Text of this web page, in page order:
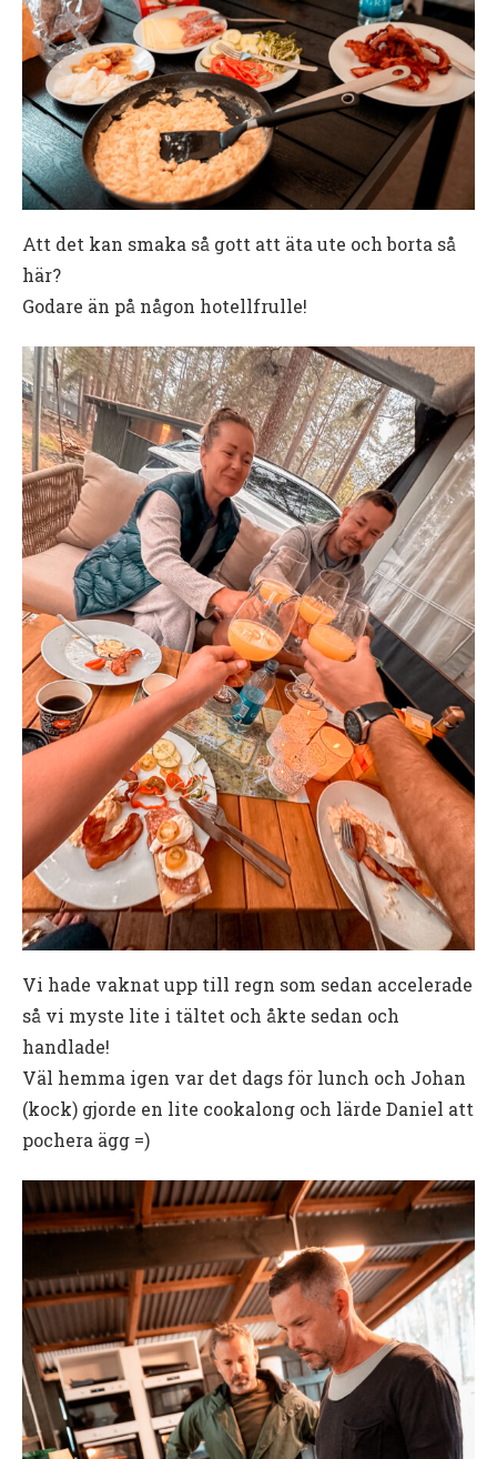
Att det kan smaka så gott att äta ute och borta så
här?
Godare än på någon hotellfrulle!
Vi hade vaknat upp till regn som sedan accelerade
så vi myste lite i tältet och åkte sedan och
handlade!
Väl hemma igen var det dags för lunch och Johan
(kock) gjorde en lite cookalong och lärde Daniel att
pochera ägg =)